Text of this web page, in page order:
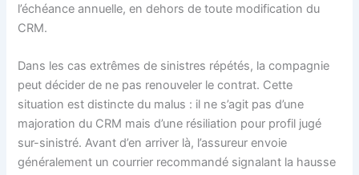
l’échéance annuelle, en dehors de toute modification du
CRM.
Dans les cas extrêmes de sinistres répétés, la compagnie
peut décider de ne pas renouveler le contrat. Cette
situation est distincte du malus : il ne s’agit pas d’une
majoration du CRM mais d’une résiliation pour profil jugé
sur-sinistré. Avant d’en arriver là, l’assureur envoie
généralement un courrier recommandé signalant la hausse